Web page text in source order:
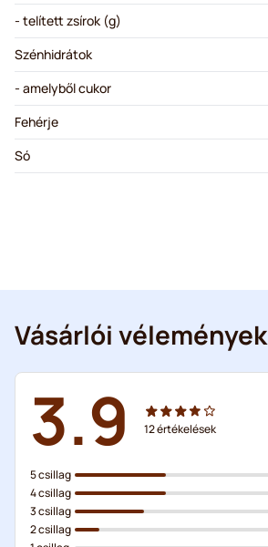
- telített zsírok (g)
Szénhidrátok
- amelyből cukor
Fehérje
Só
Vásárlói vélemények
3.9 12értékelések
5 csillag
4 csillag
3 csillag
2 csillag